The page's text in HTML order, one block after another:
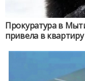
Прокуратура в
привела в